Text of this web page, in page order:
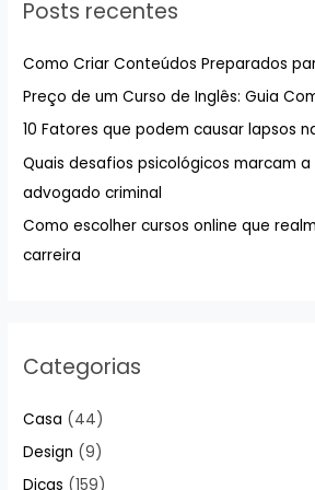
i
r
p
o
r
:
Posts recentes
Como Criar Conteúdos Preparados
Preço de um Curso de Inglês: Guia
10 Fatores que podem causar lapsos
Quais desafios psicológicos marcam
advogado criminal
Como escolher cursos online que
carreira
Categorias
Casa (44)
Design (9)
Dicas (159)